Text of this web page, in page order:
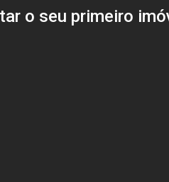
o seu primeiro